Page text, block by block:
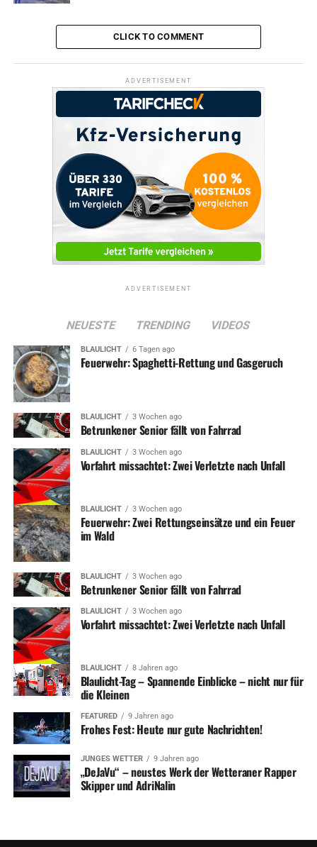
CLICK TO COMMENT
ADVERTISEMENT
ADVERTISEMENT
NEUESTE TRENDING VIDEOS
BLAULICHT 6 Tagen ago
Feuerwehr: Spaghetti-Rettung und Gasgeruch
BLAULICHT 3 Wochen ago
Betrunkener Senior fällt von Fahrrad
BLAULICHT 3 Wochen ago
Vorfahrt missachtet: Zwei Verletzte nach Unfall
BLAULICHT 3 Wochen ago
Feuerwehr: Zwei Rettungseinsätze und ein Feuer
im Wald
BLAULICHT 3 Wochen ago
Betrunkener Senior fällt von Fahrrad
BLAULICHT 3 Wochen ago
Vorfahrt missachtet: Zwei Verletzte nach Unfall
BLAULICHT 8 Jahren ago
Blaulicht-Tag – Spannende Einblicke – nicht nur für
die Kleinen
FEATURED 9 Jahren ago
Frohes Fest: Heute nur gute Nachrichten!
JUNGES WETTER 9 Jahren ago
„DeJaVu“ – neustes Werk der Wetteraner Rapper
Skipper und AdriNalin